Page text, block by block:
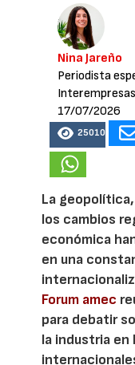
Nina Jareño
Periodista
17/07/2026
25010
La
los cambios
económica
en una
Forum amec
para debatir
la industria en